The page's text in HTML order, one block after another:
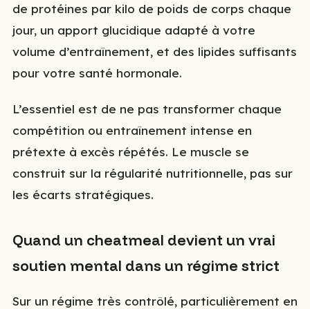
de protéines par kilo de poids de corps chaque
jour, un apport glucidique adapté à votre
volume d’entraînement, et des lipides suffisants
pour votre santé hormonale.
L’essentiel est de ne pas transformer chaque
compétition ou entraînement intense en
prétexte à excès répétés. Le muscle se
construit sur la régularité nutritionnelle, pas sur
les écarts stratégiques.
Quand un cheatmeal devient un vrai
soutien mental dans un régime strict
Sur un régime très contrôlé, particulièrement en